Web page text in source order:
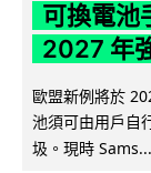
可換電
2027 年
歐盟新例將於
池須可由用戶自
圾。現時 Sams...